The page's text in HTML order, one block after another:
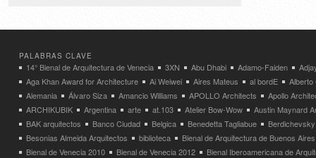
PALABRAS CLAVE
14° Bienal de Arquitectura de Venecia 3XN Abu Dhabi Adamo-Faiden
Aga Khan Award for Architecture
Ai Weiwei Aires Mateus al bordE
Alberto
Alemania
Álvaro Siza Amancio Williams APOLLO Architects
Apollo
ARCHIKUBIK
Argentina arte at.103 Atelier Bow-Wow
Austin Maynard
BAK arquitectos
Banco Ciudad Belgica Benedetta Tagliabue
Besonias Almeida Arquitectos
biblioteca
Bienal de Arquitectura de Buenos Aires
Bienal de Venecia 2010
Bienal de Venecia 2012
Bienal Iberoamericana de